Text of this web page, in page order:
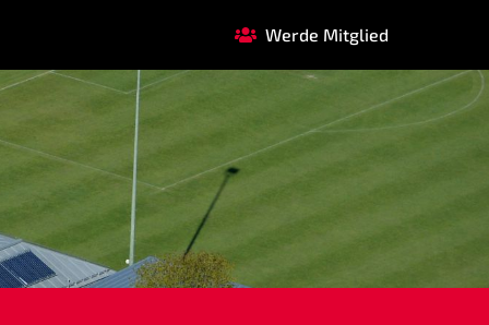
Werde Mitglied
REHASPORT
KOOPERATIONEN